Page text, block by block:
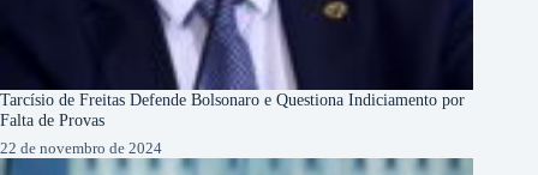
Tarcísio de Freitas Defende Bolsonaro e Questiona Indiciamento por
Falta de Provas
22 de novembro de 2024